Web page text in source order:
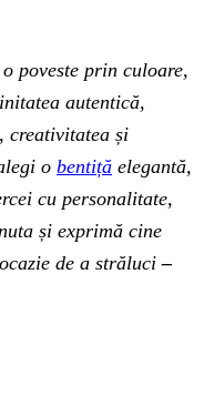
poveste prin culoare,
autentică,
creativitatea și
o bentiță elegantă,
cu personalitate,
și exprimă cine
de a străluci –